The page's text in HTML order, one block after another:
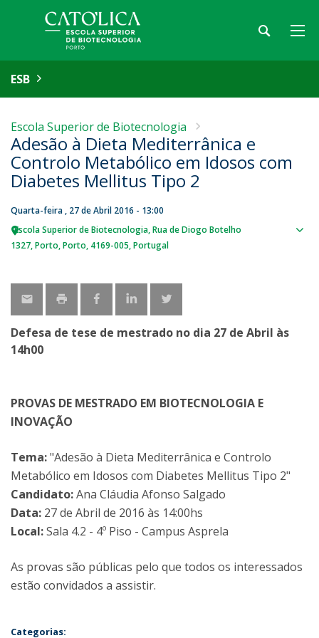
ESB
Escola Superior de Biotecnologia
Adesão à Dieta Mediterrânica e
Controlo Metabólico em Idosos com
Diabetes Mellitus Tipo 2
Quarta-feira , 27 de Abril 2016 - 13:00
Escola Superior de Biotecnologia Rua de Diogo Botelho
1327 Porto Porto 4169-005 Portugal
Defesa de tese de mestrado no dia 27 de Abril às
14h00
PROVAS DE MESTRADO EM BIOTECNOLOGIA E
INOVAÇÃO
Tema:"Adesão à Dieta Mediterrânica e Controlo
Metabólico em Idosos com Diabetes Mellitus Tipo 2"
Candidato:Ana Cláudia Afonso Salgado
Data: 27 de Abril de 2016 às 14:00hs
Local:Sala 4.2 - 4º Piso - Campus Asprela
As provas são públicas pelo que todos os interessados
estão convidados a assistir.
Categorias: